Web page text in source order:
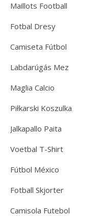
Maillots Football
Fotbal Dresy
Camiseta Fútbol
Labdarúgás Mez
Maglia Calcio
Piłkarski Koszulka
Jalkapallo Paita
Voetbal T-Shirt
Fútbol México
Fotball Skjorter
Camisola Futebol